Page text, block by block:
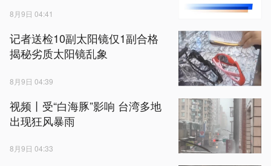
8月9日 04:41
记者送检10副太阳镜仅1副合格
揭秘劣质太阳镜乱象
8月9日 04:39
视频丨受“白海豚”影响 台湾多地
出现狂风暴雨
8月9日 04:33